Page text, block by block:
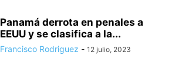
Panamá derrota en penales a
EEUU y se clasifica a la...
Francisco Rodriguez - 12 julio, 2023